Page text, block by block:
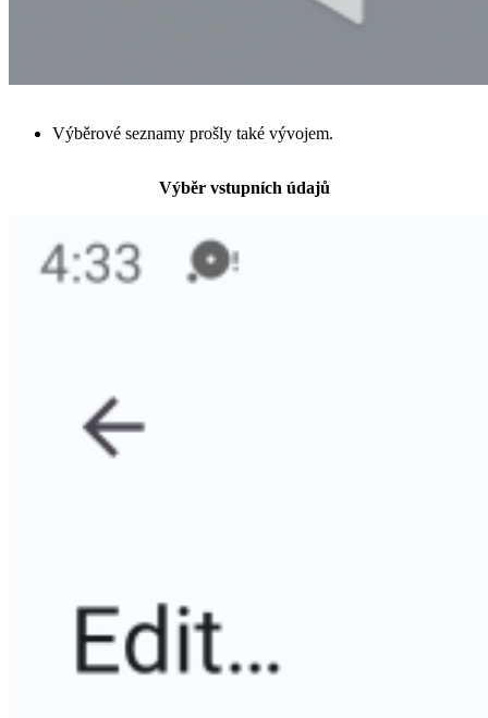
Výběrové seznamy prošly také vývojem.
Výběr vstupních údajů